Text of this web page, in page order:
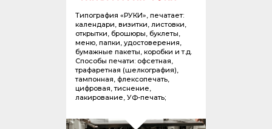
Типография «РУКИ», печатает:
календари, визитки, листовки,
открытки, брошюры, буклеты,
меню, папки, удостоверения,
бумажные пакеты, коробки и т.д.
Способы печати: офсетная,
трафаретная (шелкография),
тампонная, флексопечать,
цифровая, тиснение,
лакирование, УФ-печать;